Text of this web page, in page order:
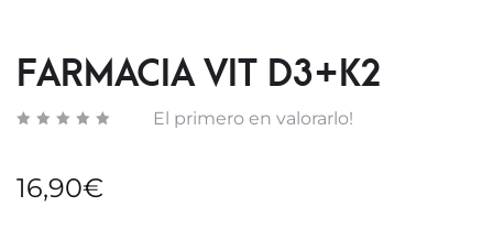
FARMACIA VIT D3+K2
El primero en valorarlo!
16,90€